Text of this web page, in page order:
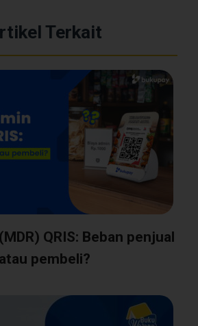
Terkait
QRIS: Beban penjual
atau pembeli?